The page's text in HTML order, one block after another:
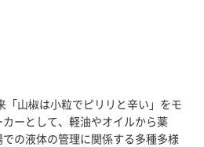
山椒は小粒でピリリと辛い」をモ
ーとして、軽油やオイルから薬
の液体の管理に関係する多種多様